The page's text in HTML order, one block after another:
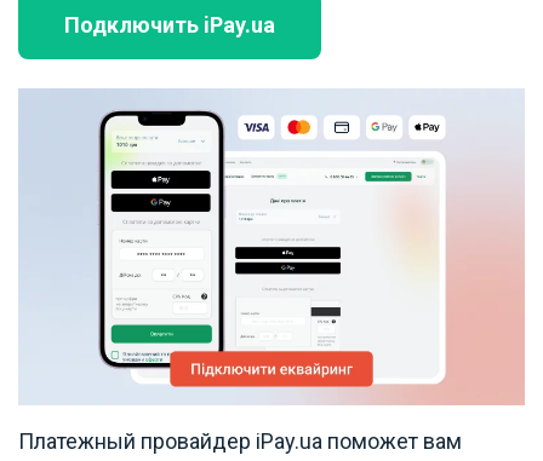
Подключить iPay.ua
Платежный провайдер iPay.ua поможет вам